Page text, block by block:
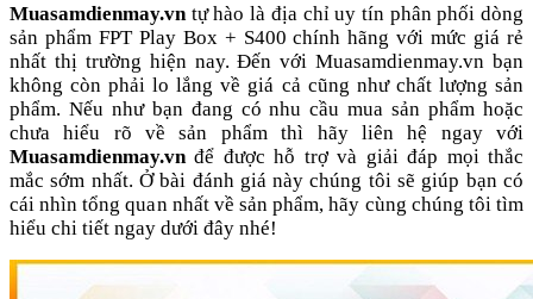
Muasamdienmay.vn tự hào là địa chỉ uy tín phân phối dòng
sản phẩm FPT Play Box + S400 chính hãng với mức giá rẻ
nhất thị trường hiện nay. Đến với Muasamdienmay.vn bạn
không còn phải lo lắng về giá cả cũng như chất lượng sản
phẩm. Nếu như bạn đang có nhu cầu mua sản phẩm hoặc
chưa hiểu rõ về sản phẩm thì hãy liên hệ ngay với
Muasamdienmay.vn để được hỗ trợ và giải đáp mọi thắc
mắc sớm nhất. Ở bài đánh giá này chúng tôi sẽ giúp bạn có
cái nhìn tổng quan nhất về sản phẩm, hãy cùng chúng tôi tìm
hiểu chi tiết ngay dưới đây nhé!